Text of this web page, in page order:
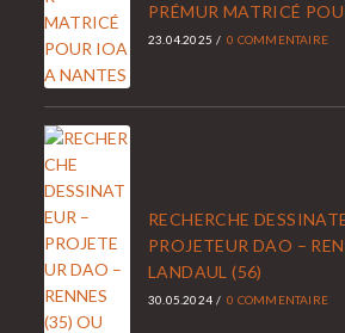
PRÉMUR MATRICÉ
23.04.2025 / 0 COMMENTAIRE
RECHERCHE
PROJETEUR DAO –
LANDAUL (56)
30.05.2024 / 0 COMMENTAIRE